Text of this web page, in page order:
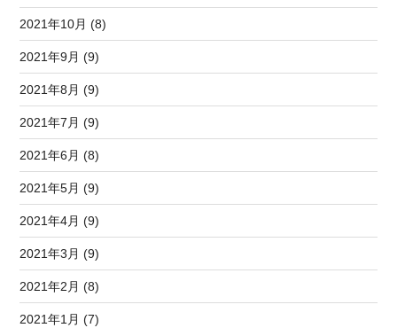
2021年10月 (8)
2021年9月 (9)
2021年8月 (9)
2021年7月 (9)
2021年6月 (8)
2021年5月 (9)
2021年4月 (9)
2021年3月 (9)
2021年2月 (8)
2021年1月 (7)